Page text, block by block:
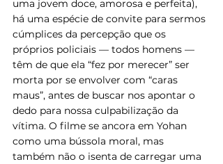
uma jovem doce, amorosa e perfeita),
há uma espécie de convite para sermos
cúmplices da percepção que os
próprios policiais — todos homens —
têm de que ela “fez por merecer” ser
morta por se envolver com “caras
maus”, antes de buscar nos apontar o
dedo para nossa culpabilização da
vítima. O filme se ancora em Yohan
como uma bússola moral, mas
também não o isenta de carregar uma